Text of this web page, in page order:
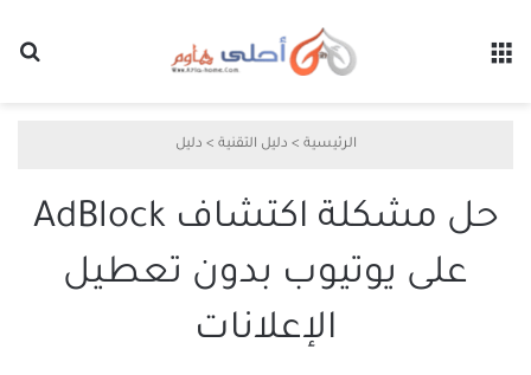
الرئيسية > دليل التقنية > دليل
حل مشكلة اكتشاف AdBlock
على يوتيوب بدون تعطيل
الإعلانات